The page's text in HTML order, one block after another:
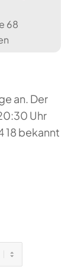
68
an. Der
Uhr
18 bekannt